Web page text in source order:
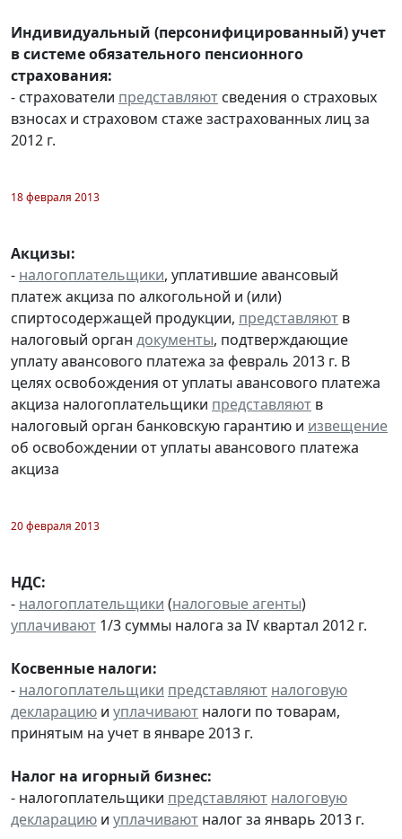
Индивидуальный (персонифицированный) учет
в системе обязательного пенсионного
страхования:
- страхователи представляют сведения о страховых
взносах и страховом стаже застрахованных лиц за
2012 г.
18 февраля 2013
Акцизы:
- налогоплательщики, уплатившие авансовый
платеж акциза по алкогольной и (или)
спиртосодержащей продукции, представляют в
налоговый орган документы, подтверждающие
уплату авансового платежа за февраль 2013 г. В
целях освобождения от уплаты авансового платежа
акциза налогоплательщики представляют в
налоговый орган банковскую гарантию и извещение
об освобождении от уплаты авансового платежа
акциза
20 февраля 2013
НДС:
- налогоплательщики (налоговые агенты)
уплачивают 1/3 суммы налога за IV квартал 2012 г.
Косвенные налоги:
- налогоплательщики представляют налоговую
декларацию и уплачивают налоги по товарам,
принятым на учет в январе 2013 г.
Налог на игорный бизнес:
- налогоплательщики представляют налоговую
декларацию и уплачивают налог за январь 2013 г.